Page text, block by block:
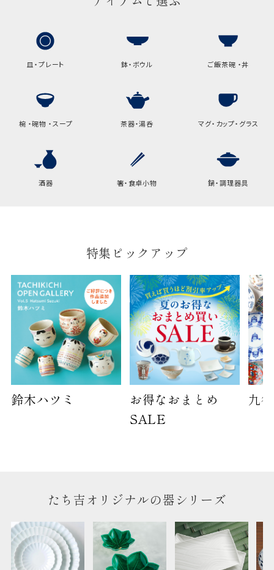
たします。
手提げ袋について
ご注文時に、ご希望枚数をご記入ください。
A:京名所 袋
高さ
32.5cm
サイズ
高さ
40cm
横
30cm
幅
14cm
袋のサイズは当店で最適なものをご用意いたしま
す。
天掛け包装、ギフト袋対応の商品にはおつけでき
皿・プレート 鉢・ボウル ご飯茶碗 ・丼
椀 ・碗物 ・スープ 茶器・湯呑 マグ・カップ・グラス
酒器 箸・食卓小物 鍋・調理器具
特集ピックアップ
鈴木ハツミ
お得なおまとめ
SALE
九
たち吉オリジナルの器シリーズ